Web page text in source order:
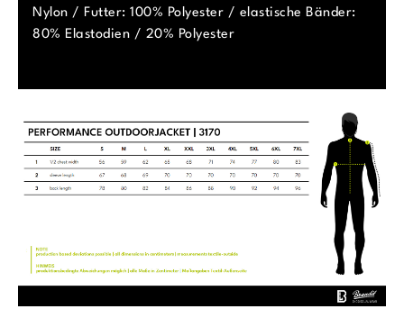
Nylon / Futter: 100% Polyester / elastische Bänder:
80% Elastodien / 20% Polyester